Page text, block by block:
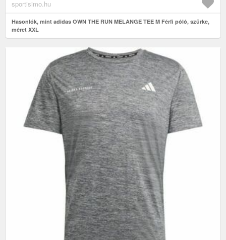
sportisimo.hu
Hasonlók, mint adidas OWN THE RUN MELANGE TEE M Férfi póló, szürke,
méret XXL